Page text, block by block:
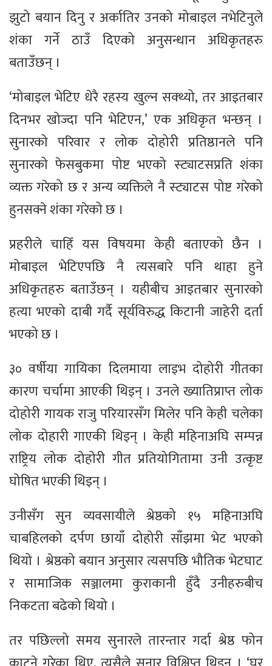
झुटो बयान दिनु र अर्कातिर उनको मोबाइल नभेटिनुले
शंका गर्ने ठाउँ दिएको अनुसन्धान अधिकृतहरु
बताउँछन् ।
‘मोबाइल भेटिए धेरै रहस्य खुल्न सक्थ्यो, तर आइतबार
दिनभर खोज्दा पनि भेटिएन,’ एक अधिकृत भन्छन् ।
सुनारको परिवार र लोक दोहोरी प्रतिष्ठानले पनि
सुनारको फेसबुकमा पोष्ट भएको स्ट्याटसप्रति शंका
व्यक्त गरेको छ र अन्य व्यक्तिले नै स्ट्याटस पोष्ट गरेको
हुनसक्ने शंका गरेको छ ।
प्रहरीले चाहिँ यस विषयमा केही बताएको छैन ।
मोबाइल भेटिएपछि नै त्यसबारे पनि थाहा हुने
अधिकृतहरु बताउँछन् । यहीबीच आइतबार सुनारको
हत्या भएको दाबी गर्दै सूर्यविरुद्ध किटानी जाहेरी दर्ता
भएको छ ।
३० वर्षीया गायिका दिलमाया लाइभ दोहोरी गीतका
कारण चर्चामा आएकी थिइन् । उनले ख्यातिप्राप्त लोक
दोहोरी गायक राजु परियारसँग मिलेर पनि केही चलेका
लोक दोहारी गाएकी थिइन् । केही महिनाअघि सम्पन्न
राष्ट्रिय लोक दोहोरी गीत प्रतियोगितामा उनी उत्कृष्ट
घोषित भएकी थिइन् ।
उनीसँग सुन व्यवसायीले श्रेष्ठको १५ महिनाअघि
चाबहिलको दर्पण छायाँ दोहोरी साँझमा भेट भएको
थियो । श्रेष्ठको बयान अनुसार त्यसपछि भौतिक भेटघाट
र सामाजिक सञ्जालमा कुराकानी हुँदै उनीहरुबीच
निकटता बढेको थियो ।
तर पछिल्लो समय सुनारले तारन्तार गर्दा श्रेष्ठ फोन